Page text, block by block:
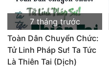
7 tháng trước
Toàn Dân Chuyển Chức:
Tử Linh Pháp Sư! Ta Tức
Là Thiên Tai (Dịch)